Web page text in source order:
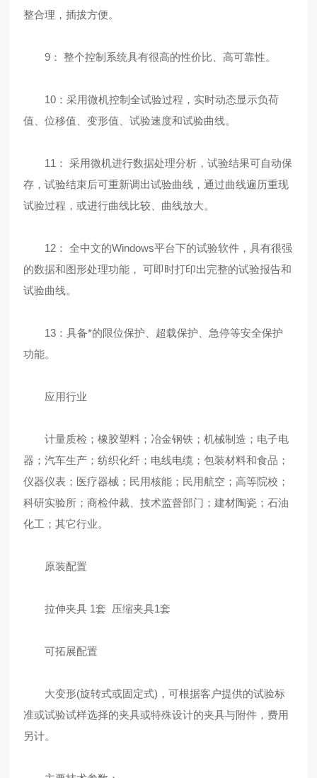
整合理，插拔方便。
9： 整个控制系统具有很高的性价比、高可靠性。
10：采用微机控制全试验过程，实时动态显示负荷
值、位移值、变形值、试验速度和试验曲线。
11： 采用微机进行数据处理分析，试验结果可自动保
存，试验结束后可重新调出试验曲线，通过曲线遍历重现
试验过程，或进行曲线比较、曲线放大。
12： 全中文的Windows平台下的试验软件，具有很强
的数据和图形处理功能， 可即时打印出完整的试验报告和
试验曲线。
13：具备*的限位保护、超载保护、急停等安全保护
功能。
应用行业
计量质检；橡胶塑料；冶金钢铁；机械制造；电子电
器；汽车生产；纺织化纤；电线电缆；包装材料和食品；
仪器仪表；医疗器械；民用核能；民用航空；高等院校；
科研实验所；商检仲裁、技术监督部门；建材陶瓷；石油
化工；其它行业。
原装配置
拉伸夹具 1套 压缩夹具1套
可拓展配置
大变形(旋转式或固定式)，可根据客户提供的试验标
准或试验试样选择的夹具或特殊设计的夹具与附件，费用
另计。